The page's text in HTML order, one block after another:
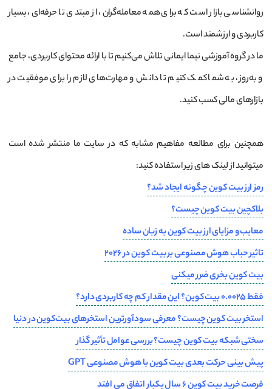
روانشناسی بازار است که برای همه معامله‌گران، از مبتدی تا حرفه‌ای، بسیار
کاربردی و ارزشمند است.
ما در گروه آموزشی نیما ایمانی تلاش می‌کنیم تا با ارائه محتوای کاربردی، جامع
و به‌روز، به شما کمک کنیم تا دانش و مهارت‌های لازم را برای موفقیت در
بازارهای مالی کسب کنید.
همچنین برای مطالعه مفاهیم مشابه که در سایت ما منتشر شده است
میتوانید از لینک های زیر استفاده کنید:
رمز ارز بیت کوین چگونه ایجاد شد؟
بلاکچین بیت کوین چیست؟
معایب و مزایای ارز بیت کوین به زبان ساده
تاثیر حباب هوش مصنوعی بر بیت کوین در 2026
بیت کوین بخری ضرر میکنی
فقط ۰.۰۰۲۵ بیت کوین؟ این مقدار کم چه کاربردی دارد؟
استخر بیت کوین چیست؟ معرفی سودآورترین استخرهای بیت‌کوین در دنیا
سختی شبکه بیت کوین چیست؟ بررسی عوامل تأثیر گذار
پیش بینی حرکت بعدی بیت کوین با هوش مصنوعی GPT
فرصت خرید بیت کوین 6 سال یکبار اتفاق می افتد